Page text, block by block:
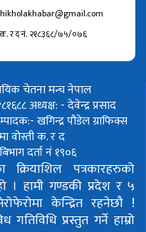
क. र द नं. २१८३६८/७५/०७६
चेतना मन्च नेपाल
अध्यक्ष: - देवेन्द्र प्रसाद
खगिन्द्र पौडेलग्राफिक्स
वोस्तीक. र द
दर्ता नं १९०६
पत्रकारहरुको
। हामी गण्डकी प्रदेश र ५
केन्द्रित रहनेछौ !
गतिविधि प्रस्तुत गर्ने हाम्रो